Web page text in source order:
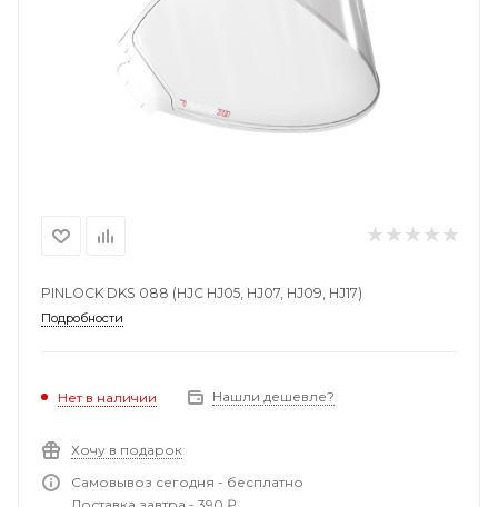
PINLOCK DKS 088 (HJC HJ05, HJ07, HJ09, HJ17)
Подробности
Нет в наличии Нашли дешевле?
Хочу в подарок
Самовывоз сегодня - бесплатно